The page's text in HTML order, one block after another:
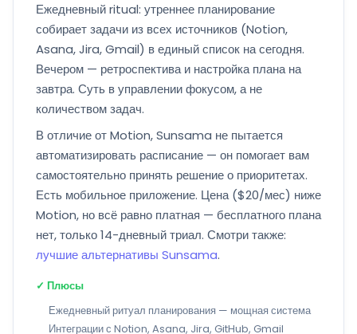
Ежедневный ritual: утреннее планирование
собирает задачи из всех источников (Notion,
Asana, Jira, Gmail) в единый список на сегодня.
Вечером — ретроспектива и настройка плана на
завтра. Суть в управлении фокусом, а не
количеством задач.
В отличие от Motion, Sunsama не пытается
автоматизировать расписание — он помогает вам
самостоятельно принять решение о приоритетах.
Есть мобильное приложение. Цена ($20/мес) ниже
Motion, но всё равно платная — бесплатного плана
нет, только 14-дневный триал. Смотри также:
лучшие альтернативы Sunsama.
✓ Плюсы
Ежедневный ритуал планирования — мощная система
Интеграции с Notion, Asana, Jira, GitHub, Gmail